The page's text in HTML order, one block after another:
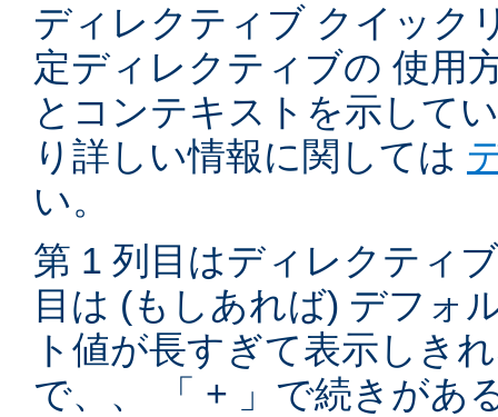
ディレクティブ クイック
定ディレクティブの 使用
とコンテキストを示して
り詳しい情報に関しては
い。
第 1 列目はディレクティ
目は (もしあれば) デフォ
ト値が長すぎて表示しき
で、、 「 + 」で続きがあ